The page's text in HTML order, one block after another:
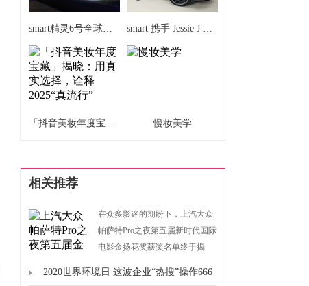
smart精灵6号全球首次亮相 重塑豪华掀背轿车新标杆 ​smart 携手 Jessie J 开启“Change of Perspectives”全球品牌战役
「抖音美妆年度宝藏」揭晓：用真实选择，诠释2025“真流行” 慢妆美学
相关推荐
在众多影迷的期盼下，上汽大众
帕萨特Pro之夜第五届新时代国际
电影金扬花奖获奖名单终于揭
2020世界环境日 这波企业“热搜”操作666